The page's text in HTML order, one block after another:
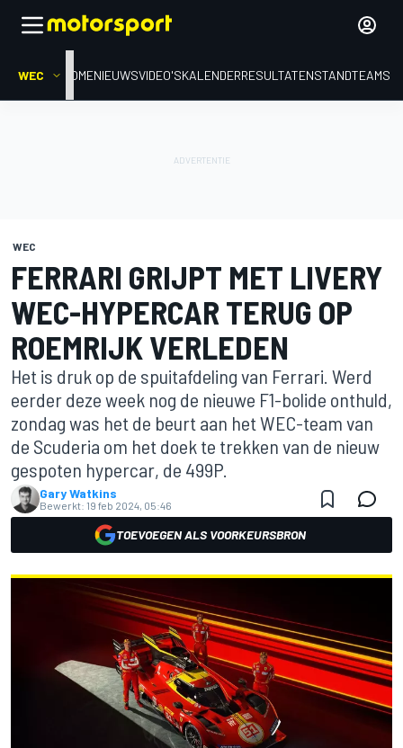
WEC HOMENIEUWSVIDEO'SKALENDERRESULTATENSTANDTEAMS
WEC
FERRARI GRIJPT MET LIVERY
WEC-HYPERCAR TERUG OP
ROEMRIJK VERLEDEN
Het is druk op de spuitafdeling van Ferrari. Werd
eerder deze week nog de nieuwe F1-bolide onthuld,
zondag was het de beurt aan het WEC-team van
de Scuderia om het doek te trekken van de nieuw
gespoten hypercar, de 499P.
Gary Watkins
Bewerkt: 19 feb 2024, 05:46
TOEVOEGEN ALS VOORKEURSBRON